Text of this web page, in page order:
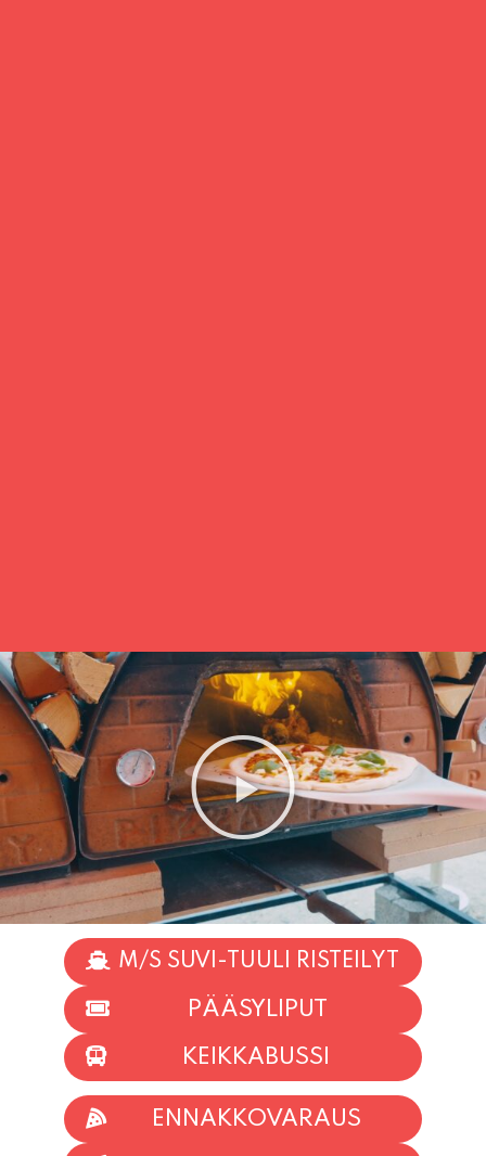
M/S SUVI-TUULI RISTEILYT
PÄÄSYLIPUT
KEIKKABUSSI
ENNAKKOVARAUS